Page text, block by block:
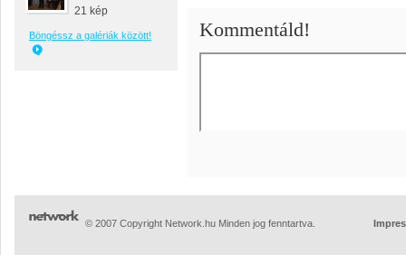
21 kép
Böngéssz a galériák között! Kommentáld!
© 2007 Copyright Network.hu Minden jog fenntartva.